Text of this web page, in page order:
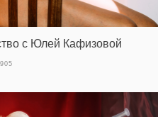
с Юлей Кафизовой